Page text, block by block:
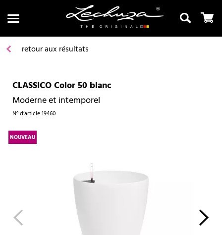
Recherche
retour aux résultats
CLASSICO Color 50 blanc
Moderne et intemporel
N° d’article19460
NOUVEAU